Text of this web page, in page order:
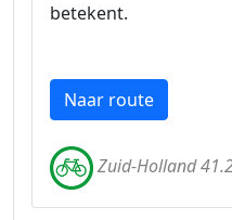
betekent.
Naar route
Zuid-Holland